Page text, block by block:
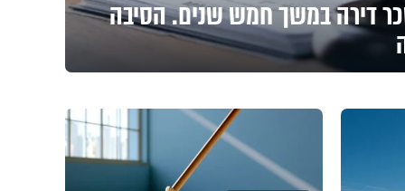
דירה במשך חמש שנים. הסיבה